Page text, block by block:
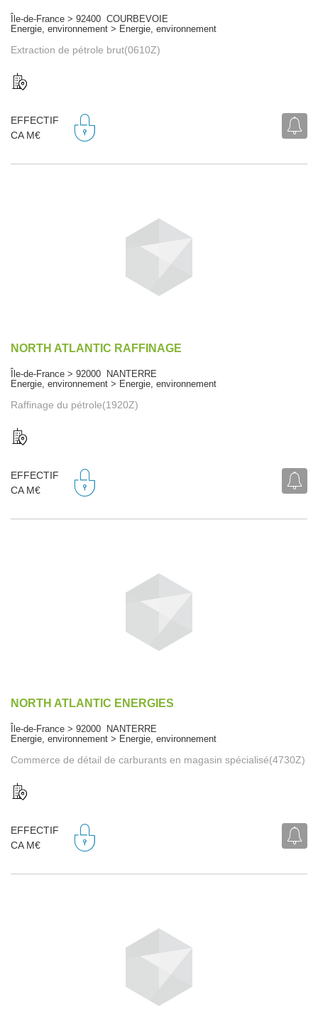
Île-de-France > 92400 COURBEVOIE
Energie, environnement > Energie, environnement
Extraction de pétrole brut(0610Z)
EFFECTIF
CA M€
NORTH ATLANTIC RAFFINAGE
Île-de-France > 92000 NANTERRE
Energie, environnement > Energie, environnement
Raffinage du pétrole(1920Z)
EFFECTIF
CA M€
NORTH ATLANTIC ENERGIES
Île-de-France > 92000 NANTERRE
Energie, environnement > Energie, environnement
Commerce de détail de carburants en magasin spécialisé(4730Z)
EFFECTIF
CA M€